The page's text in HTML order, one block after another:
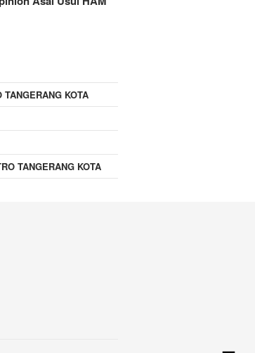
KOTA
TANGERANG KOTA